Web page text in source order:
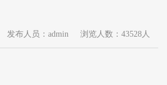
发布人员：admin 浏览人数：43528人